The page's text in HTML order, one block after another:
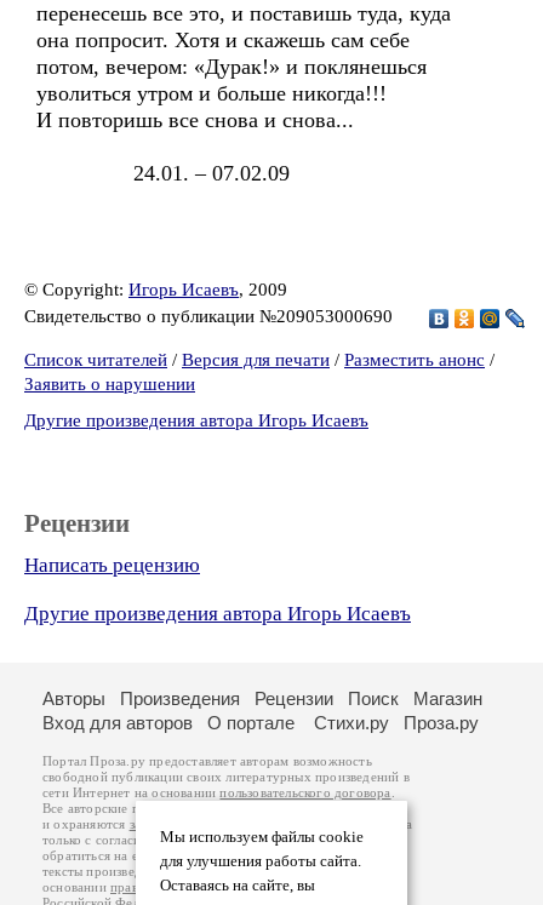
перенесешь все это, и поставишь туда, куда
она попросит. Хотя и скажешь сам себе
потом, вечером: «Дурак!» и поклянешься
уволиться утром и больше никогда!!!
И повторишь все снова и снова...
24.01. – 07.02.09
© Copyright: Игорь Исаевъ, 2009
Свидетельство о публикации №209053000690
Список читателей / Версия для печати / Разместить анонс /
Заявить о нарушении
Другие произведения автора Игорь Исаевъ
Рецензии
Написать рецензию
Другие произведения автора Игорь Исаевъ
Мы используем файлы cookie
для улучшения работы сайта.
Оставаясь на сайте, вы
Авторы Произведения Рецензии Поиск
Магазин
Вход для авторов
О портале Стихи.ру Проза.ру
Портал Проза.ру предоставляет авторам возможность
свободной публикации своих литературных произведений в
сети Интернет на основаниипользовательского договора
Все авторские права на произведения принадлежат авторам
и охраняются законом
. Перепечатка произведений возможна
только с согласия его автора, к которому вы можете
обратиться на его авторской странице. Ответственность за
тексты произведений авторы несут самостоятельно на
основанииправил публикацииизаконодательства